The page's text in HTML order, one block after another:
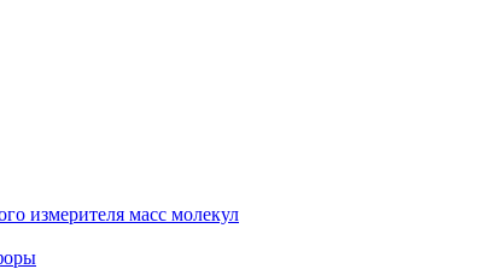
измерителя масс молекул